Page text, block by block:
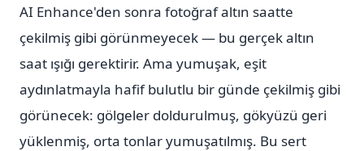
AI Enhance'den sonra fotoğraf altın saatte
çekilmiş gibi görünmeyecek — bu gerçek altın
saat ışığı gerektirir. Ama yumuşak, eşit
aydınlatmayla hafif bulutlu bir günde çekilmiş gibi
görünecek: gölgeler doldurulmuş, gökyüzü geri
yüklenmiş, orta tonlar yumuşatılmış. Bu sert